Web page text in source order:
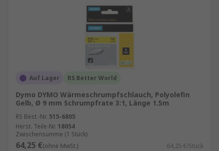
Auf Lager RS Better World
Dymo DYMO Wärmeschrumpfschlauch, Polyolefin
Gelb, Ø 9 mm Schrumpfrate 3:1, Länge 1.5m
RS Best.-Nr. 515-6805
Herst. Teile-Nr. 18054
Zwischensumme (1 Stück)
64,25 €(ohne MwSt.) 64,25 €/Stück